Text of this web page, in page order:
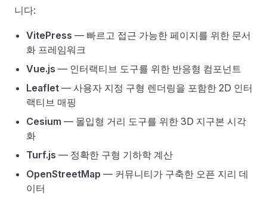
니다:
VitePress — 빠르고 접근 가능한 페이지를 위한 문서
화 프레임워크
Vue.js — 인터랙티브 도구를 위한 반응형 컴포넌트
Leaflet — 사용자 지정 구형 렌더링을 포함한 2D 인터
랙티브 매핑
Cesium — 몰입형 거리 도구를 위한 3D 지구본 시각
화
Turf.js — 정확한 구형 기하학 계산
OpenStreetMap — 커뮤니티가 구축한 오픈 지리 데
이터